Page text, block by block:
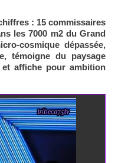
: 15 commissaires
les 7000 m2 du Grand
cosmique dépassée,
témoigne du paysage
affiche pour ambition